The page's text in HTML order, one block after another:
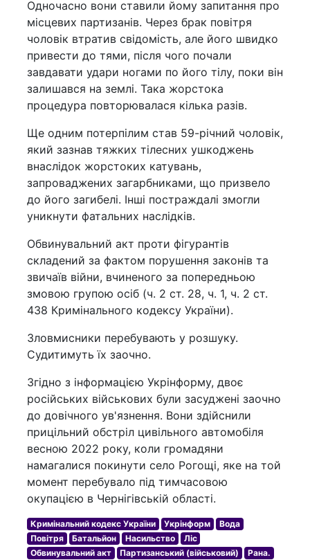
Одночасно вони ставили йому запитання про
місцевих партизанів. Через брак повітря
чоловік втратив свідомість, але його швидко
привести до тями, після чого почали
завдавати удари ногами по його тілу, поки він
залишався на землі. Така жорстока
процедура повторювалася кілька разів.
Ще одним потерпілим став 59-річний чоловік,
який зазнав тяжких тілесних ушкоджень
внаслідок жорстоких катувань,
запроваджених загарбниками, що призвело
до його загибелі. Інші постраждалі змогли
уникнути фатальних наслідків.
Обвинувальний акт проти фігурантів
складений за фактом порушення законів та
звичаїв війни, вчиненого за попередньою
змовою групою осіб (ч. 2 ст. 28, ч. 1, ч. 2 ст.
438 Кримінального кодексу України).
Зловмисники перебувають у розшуку.
Судитимуть їх заочно.
Згідно з інформацією Укрінформу, двоє
російських військових були засуджені заочно
до довічного ув'язнення. Вони здійснили
прицільний обстріл цивільного автомобіля
весною 2022 року, коли громадяни
намагалися покинути село Рогощі, яке на той
момент перебувало під тимчасовою
окупацією в Чернігівській області.
Кримінальний кодекс України Укрінформ
Вода
Повітря
Батальйон Насильство
Ліс
Обвинувальний акт
Партизанський (військовий) Рана.